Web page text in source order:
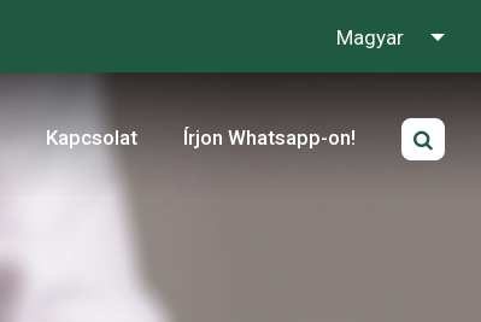
Magyar
Kapcsolat Írjon Whatsapp-on!